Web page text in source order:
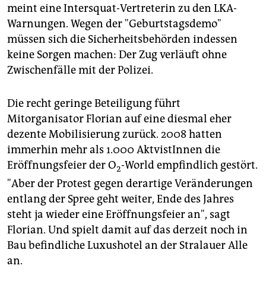
meint eine Intersquat-Vertreterin zu den LKA-
Warnungen. Wegen der "Geburtstagsdemo"
müssen sich die Sicherheitsbehörden indessen
keine Sorgen machen: Der Zug verläuft ohne
Zwischenfälle mit der Polizei.
Die recht geringe Beteiligung führt
Mitorganisator Florian auf eine diesmal eher
dezente Mobilisierung zurück. 2008 hatten
immerhin mehr als 1.000 AktvistInnen die
Eröffnungsfeier der O2-World empfindlich gestört.
"Aber der Protest gegen derartige Veränderungen
entlang der Spree geht weiter, Ende des Jahres
steht ja wieder eine Eröffnungsfeier an", sagt
Florian. Und spielt damit auf das derzeit noch in
Bau befindliche Luxushotel an der Stralauer Alle
an.